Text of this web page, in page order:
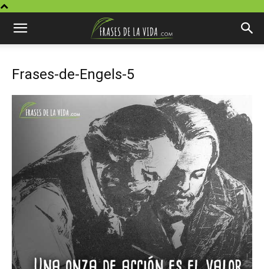
Frases-de-Engels-5